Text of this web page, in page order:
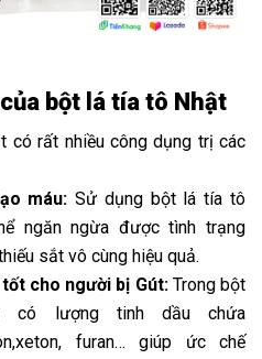
bột lá tía tô Nhật
có rất nhiều công dụng trị các
máu:Sử dụng bột lá tía tô
ngăn ngừa được tình trạng
sắt vô cùng hiệu quả.
cho người bị Gút:Trong bột
lượng tinh dầu chứa
furan… giúp ức chế